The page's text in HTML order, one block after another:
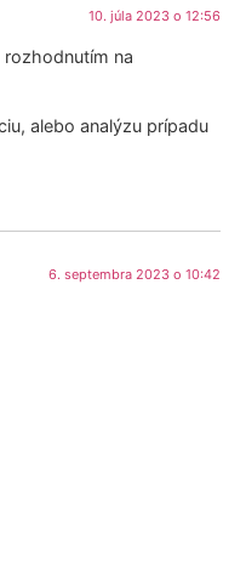
10. júla 2023 o 12:56
na
alebo analýzu prípadu
6. septembra 2023 o 10:42